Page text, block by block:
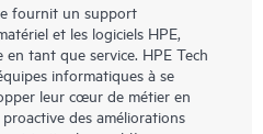
fournit un support
et les logiciels HPE,
tant que service. HPE Tech
informatiques à se
leur cœur de métier en
des améliorations